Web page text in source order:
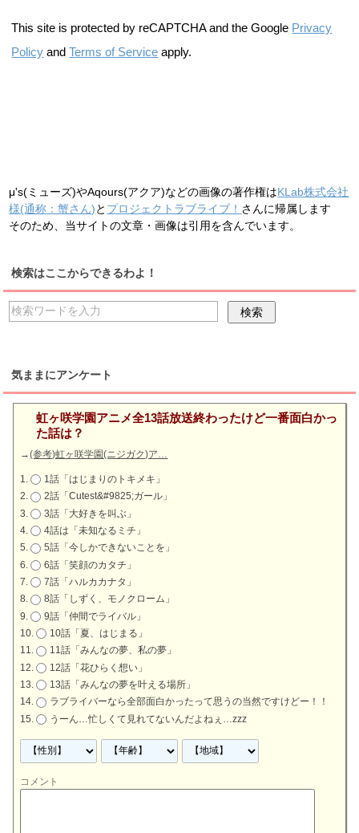
This site is protected by reCAPTCHA and the Google Privacy
Policy andTerms of Service apply.
μ's(ミューズ)やAqours(アクア)などの画像の著作権はKLab株式会社
様(通称：蟹さん)と プロジェクトラブライブ！ さんに帰属します
そのため、当サイトの文章・画像は引用を含んでいます。
検索はここからできるわよ！
気ままにアンケート
虹ヶ咲学園アニメ全13話放送終わったけど一番面白かっ
た話は？
→(参考)虹ヶ咲学園(ニジガク)ア…
1話「はじまりのトキメキ」
2話「Cutest&#9825;ガール」
3話「大好きを叫ぶ」
4話は「未知なるミチ」
5話「今しかできないことを」
6話「笑顔のカタチ」
7話「ハルカカナタ」
8話「しずく、モノクローム」
9話「仲間でライバル」
10話「夏、はじまる」
11話「みんなの夢、私の夢」
12話「花ひらく想い」
13話「みんなの夢を叶える場所」
ラブライバーなら全部面白かったって思うの当然ですけどー！！
うーん…忙しくて見れてないんだよねぇ…zzz
コメント